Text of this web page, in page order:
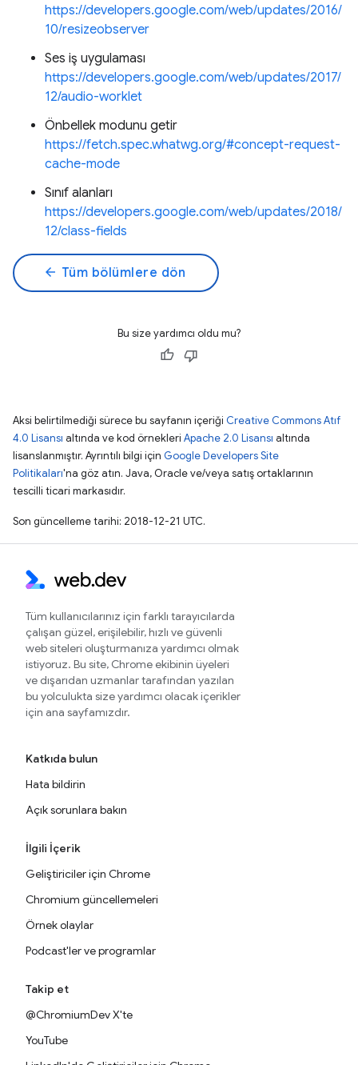
https://developers.google.com/web/updates/2016/
10/resizeobserver
Ses iş uygulaması
https://developers.google.com/web/updates/2017/
12/audio-worklet
Önbellek modunu getir
https://fetch.spec.whatwg.org/#concept-request-
cache-mode
Sınıf alanları
https://developers.google.com/web/updates/2018/
12/class-fields
arrow_back Tüm bölümlere dön
Bu size yardımcı oldu mu?
Aksi belirtilmediği sürece bu sayfanın içeriği Creative Commons Atıf
4.0 Lisansı altında ve kod örnekleri Apache 2.0 Lisansı altında
lisanslanmıştır. Ayrıntılı bilgi için Google Developers Site
Politikaları'na göz atın. Java, Oracle ve/veya satış ortaklarının
tescilli ticari markasıdır.
Son güncelleme tarihi: 2018-12-21 UTC.
Tüm kullanıcılarınız için farklı tarayıcılarda
çalışan güzel, erişilebilir, hızlı ve güvenli
web siteleri oluşturmanıza yardımcı olmak
istiyoruz. Bu site, Chrome ekibinin üyeleri
ve dışarıdan uzmanlar tarafından yazılan
bu yolculukta size yardımcı olacak içerikler
için ana sayfamızdır.
Katkıda bulun
Hata bildirin
Açık sorunlara bakın
İlgili İçerik
Geliştiriciler için Chrome
Chromium güncellemeleri
Örnek olaylar
Podcast'ler ve programlar
Takip et
@ChromiumDev X'te
YouTube